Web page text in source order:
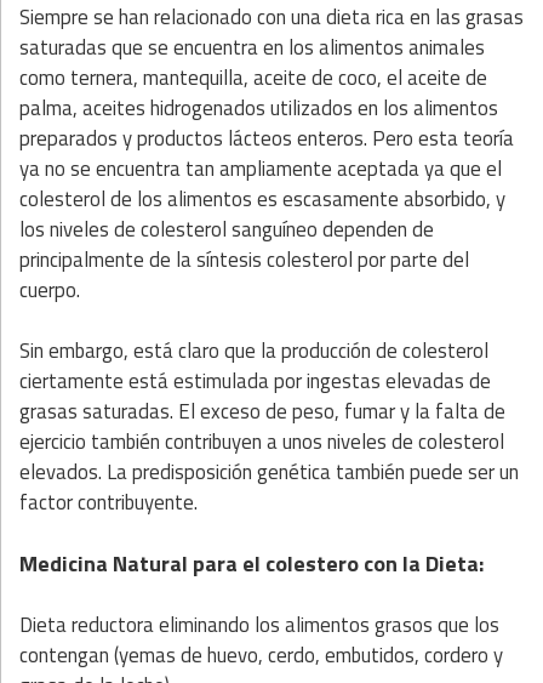
Siempre se han relacionado con una dieta rica en las grasas
saturadas que se encuentra en los alimentos animales
como ternera, mantequilla, aceite de coco, el aceite de
palma, aceites hidrogenados utilizados en los alimentos
preparados y productos lácteos enteros. Pero esta teoría
ya no se encuentra tan ampliamente aceptada ya que el
colesterol de los alimentos es escasamente absorbido, y
los niveles de colesterol sanguíneo dependen de
principalmente de la síntesis colesterol por parte del
cuerpo.
Sin embargo, está claro que la producción de colesterol
ciertamente está estimulada por ingestas elevadas de
grasas saturadas. El exceso de peso, fumar y la falta de
ejercicio también contribuyen a unos niveles de colesterol
elevados. La predisposición genética también puede ser un
factor contribuyente.
Medicina Natural para el colestero con la Dieta:
Dieta reductora eliminando los alimentos grasos que los
contengan (yemas de huevo, cerdo, embutidos, cordero y